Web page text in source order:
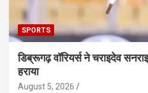
SPORTS
डिब्रूगढ़ वॉरियर्स ने चराइदेव
हराया
August 5, 2026